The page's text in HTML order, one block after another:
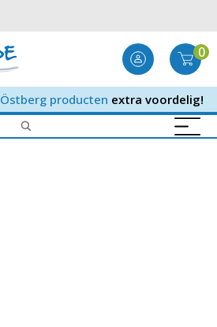
0
Östberg producten extra voordelig!